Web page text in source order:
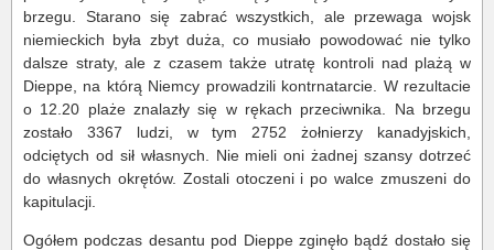
brzegu. Starano się zabrać wszystkich, ale przewaga wojsk
niemieckich była zbyt duża, co musiało powodować nie tylko
dalsze straty, ale z czasem także utratę kontroli nad plażą w
Dieppe, na którą Niemcy prowadzili kontrnatarcie. W rezultacie
o 12.20 plaże znalazły się w rękach przeciwnika. Na brzegu
zostało 3367 ludzi, w tym 2752 żołnierzy kanadyjskich,
odciętych od sił własnych. Nie mieli oni żadnej szansy dotrzeć
do własnych okrętów. Zostali otoczeni i po walce zmuszeni do
kapitulacji.
Ogółem podczas desantu pod Dieppe zginęło bądź dostało się